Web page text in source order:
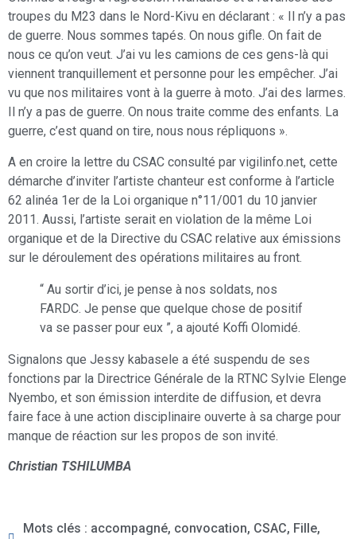
troupes du M23 dans le Nord-Kivu en déclarant : « Il n’y a pas
de guerre. Nous sommes tapés. On nous gifle. On fait de
nous ce qu’on veut. J’ai vu les camions de ces gens-là qui
viennent tranquillement et personne pour les empêcher. J’ai
vu que nos militaires vont à la guerre à moto. J’ai des larmes.
Il n’y a pas de guerre. On nous traite comme des enfants. La
guerre, c’est quand on tire, nous nous répliquons ».
A en croire la lettre du CSAC consulté par vigilinfo.net, cette
démarche d’inviter l’artiste chanteur est conforme à l’article
62 alinéa 1er de la Loi organique n°11/001 du 10 janvier
2011. Aussi, l’artiste serait en violation de la même Loi
organique et de la Directive du CSAC relative aux émissions
sur le déroulement des opérations militaires au front.
“ Au sortir d’ici, je pense à nos soldats, nos
FARDC. Je pense que quelque chose de positif
va se passer pour eux ”, a ajouté Koffi Olomidé.
Signalons que Jessy kabasele a été suspendu de ses
fonctions par la Directrice Générale de la RTNC Sylvie Elenge
Nyembo, et son émission interdite de diffusion, et devra
faire face à une action disciplinaire ouverte à sa charge pour
manque de réaction sur les propos de son invité.
Christian TSHILUMBA
Mots clés : accompagné, convocation, CSAC, Fille,